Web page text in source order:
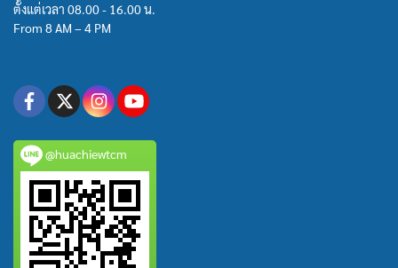
ตั้งแต่เวลา 08.00 - 16.00 น.
From 8 AM – 4 PM
@huachiewtcm